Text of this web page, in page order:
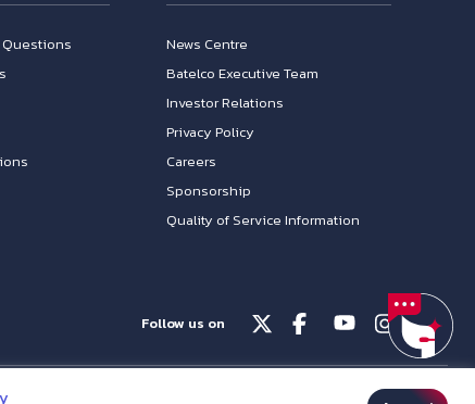
News Centre
Batelco Executive Team
Investor Relations
Privacy Policy
Careers
Sponsorship
Quality of Service Information
Follow us on
© Batelco 2026 is part of the Beyon Group. All rights reserved.